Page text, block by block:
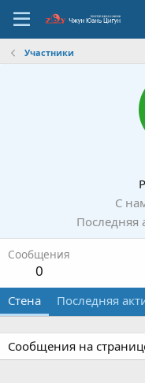
Участники
С
Последняя
Сообщения
0
Стена Последняя
Сообщения на